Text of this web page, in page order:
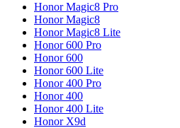
Honor Magic8 Pro
Honor Magic8
Honor Magic8 Lite
Honor 600 Pro
Honor 600
Honor 600 Lite
Honor 400 Pro
Honor 400
Honor 400 Lite
Honor X9d